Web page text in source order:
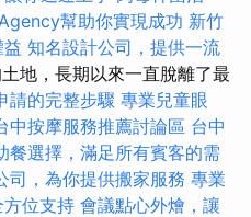
幫助你實現成功 新竹
知名設計公司，提供一流
地，長期以來一直脫離了最
請的完整步驟 專業兒童眼
中按摩服務推薦討論區 台中
餐選擇，滿足所有賓客的需
司，為你提供搬家服務 專業
位支持 會議點心外燴，讓